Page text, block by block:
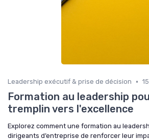
Leadership exécutif & prise de décision •
Formation au leadership
tremplin vers l'excellence
Explorez comment une formation au
dirigeants d’entreprise de renforcer leur